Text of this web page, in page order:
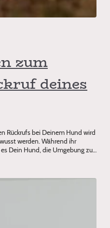
zum
deines
Rückrufs bei Deinem Hund wird
werden. Während ihr
Dein Hund, die Umgebung zu